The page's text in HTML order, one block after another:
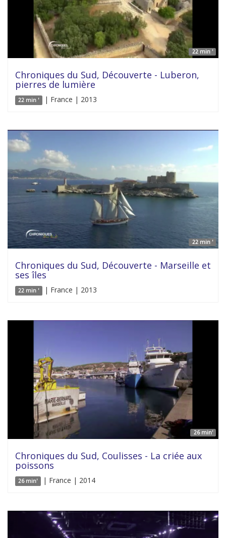
22 min '
Chroniques du Sud, Découverte - Luberon,
pierres de lumière
22 min ' | France | 2013
22 min '
Chroniques du Sud, Découverte - Marseille et
ses îles
22 min ' | France | 2013
26 min'
Chroniques du Sud, Coulisses - La criée aux
poissons
26 min' | France | 2014